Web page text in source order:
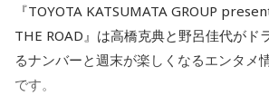
人の方のお名前が分かり、石碑にもお名
ご遺族の方も80年の時を経て、「ようや
っしゃったといいます。「調査は諦めて
齊藤さんですが、まだまだご苦労もありま
『TOYOTA KATSUMATA GROUP
THE ROAD』は高橋克典と野呂佳代がド
るナンバーと週末が楽しくなるエンタメ
です。